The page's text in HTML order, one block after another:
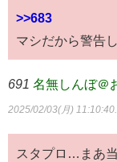
>>683
マシだから警告
691 名無しんぼ＠
2025/02/03(月)
スタプロ…まあ